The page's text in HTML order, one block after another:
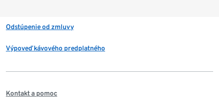
Odstúpenie od zmluvy
Výpoveď kávového predplatného
Kontakt a pomoc